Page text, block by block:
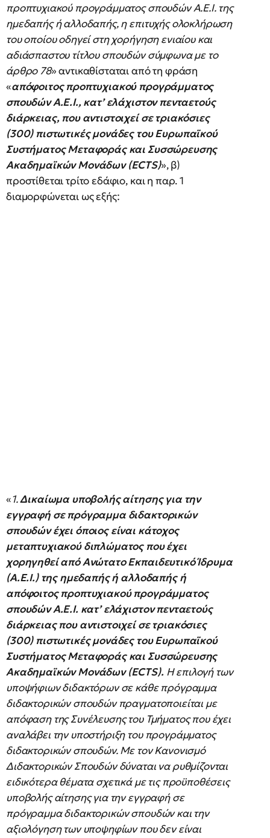
προπτυχιακού προγράμματος σπουδών Α.Ε.Ι. της
ημεδαπής ή αλλοδαπής, η επιτυχής ολοκλήρωση
του οποίου οδηγεί στη χορήγηση ενιαίου και
αδιάσπαστου τίτλου σπουδών σύμφωνα με το
άρθρο 78» αντικαθίσταται από τη φράση
«απόφοιτος προπτυχιακού προγράμματος
σπουδών Α.Ε.Ι., κατ’ ελάχιστον πενταετούς
διάρκειας, που αντιστοιχεί σε τριακόσιες
(300) πιστωτικές μονάδες του Ευρωπαϊκού
Συστήματος Μεταφοράς και Συσσώρευσης
Ακαδημαϊκών Μονάδων (ECTS)», β)
προστίθεται τρίτο εδάφιο, και η παρ. 1
διαμορφώνεται ως εξής:
«1.Δικαίωμα υποβολής αίτησης για την
εγγραφή σε πρόγραμμα διδακτορικών
σπουδών έχει όποιος είναι κάτοχος
μεταπτυχιακού διπλώματος που έχει
χορηγηθεί από Ανώτατο Εκπαιδευτικό Ίδρυμα
(Α.Ε.Ι.) της ημεδαπής ή αλλοδαπής ή
απόφοιτος προπτυχιακού προγράμματος
σπουδών Α.Ε.Ι. κατ’ ελάχιστον πενταετούς
διάρκειας που αντιστοιχεί σε τριακόσιες
(300) πιστωτικές μονάδες του Ευρωπαϊκού
Συστήματος Μεταφοράς και Συσσώρευσης
Ακαδημαϊκών Μονάδων (ECTS). Η επιλογή των
υποψήφιων διδακτόρων σε κάθε πρόγραμμα
διδακτορικών σπουδών πραγματοποιείται με
απόφαση της Συνέλευσης του Τμήματος που έχει
αναλάβει την υποστήριξη του προγράμματος
διδακτορικών σπουδών. Με τον Κανονισμό
Διδακτορικών Σπουδών δύναται να ρυθμίζονται
ειδικότερα θέματα σχετικά με τις προϋποθέσεις
υποβολής αίτησης για την εγγραφή σε
πρόγραμμα διδακτορικών σπουδών και την
αξιολόγηση των υποψηφίων που δεν είναι